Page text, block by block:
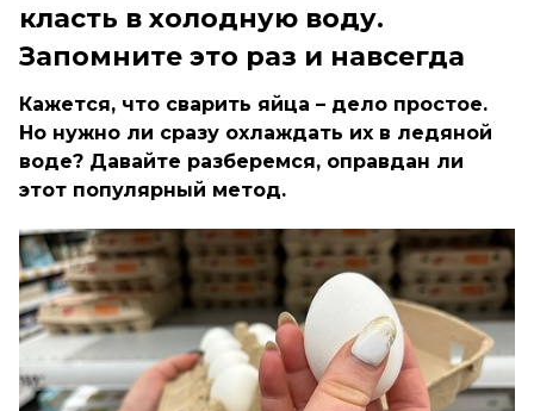
класть в холодную воду.
Запомните это раз и навсегда
Кажется, что сварить яйца – дело простое.
Но нужно ли сразу охлаждать их в ледяной
воде? Давайте разберемся, оправдан ли
этот популярный метод.